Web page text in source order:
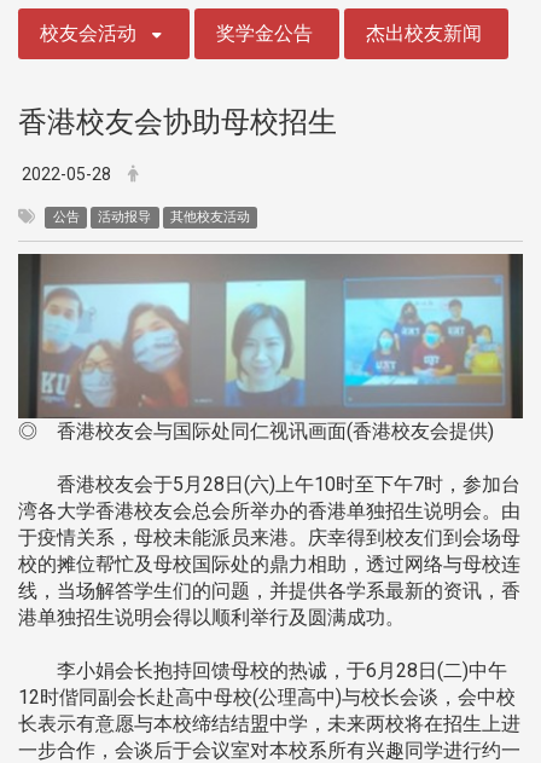
校友会活动 奖学金公告 杰出校友新闻
香港校友会协助母校招生
2022-05-28
公告 活动报导 其他校友活动
◎ 香港校友会与国际处同仁视讯画面(香港校友会提供)
香港校友会于5月28日(六)上午10时至下午7时，参加台
湾各大学香港校友会总会所举办的香港单独招生说明会。由
于疫情关系，母校未能派员来港。庆幸得到校友们到会场母
校的摊位帮忙及母校国际处的鼎力相助，透过网络与母校连
线，当场解答学生们的问题，并提供各学系最新的资讯，香
港单独招生说明会得以顺利举行及圆满成功。
李小娟会长抱持回馈母校的热诚，于6月28日(二)中午
12时偕同副会长赴高中母校(公理高中)与校长会谈，会中校
长表示有意愿与本校缔结结盟中学，未来两校将在招生上进
一步合作，会谈后于会议室对本校系所有兴趣同学进行约一